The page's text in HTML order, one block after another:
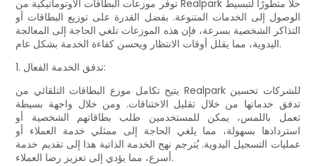
توفر موزعات البطاقات الأوتوماتيكية من Realpark حلاً متطورًا لتبسيط
الوصول إلى الخدمات المتنوعة. بفضل القدرة على توزيع البطاقات أو
التذاكر الشخصية بسرعة، فإن هذه الموزعات تلغي الحاجة إلى المعالجة
اليدوية، مما يقلل أوقات الانتظار ويحسن كفاءة الخدمة بشكل عام.
1. تدفق الخدمة الفعال:
يتيح تكامل موزع البطاقات التلقائي من Realpark للشركات تحسين
تدفق خدماتها من خلال تقليل الاختناقات. ومن خلال واجهة بسيطة
تعمل باللمس، يمكن للمستخدمين طلب بطاقاتهم الشخصية أو
استردادها بسهولة، مما يلغي الحاجة إلى ممثلي خدمة العملاء أو
عمليات التسجيل اليدوية. يُترجم نهج الخدمة الذاتية هذا إلى تقديم خدمة
أسرع، مما يؤدي إلى تعزيز رضا العملاء.